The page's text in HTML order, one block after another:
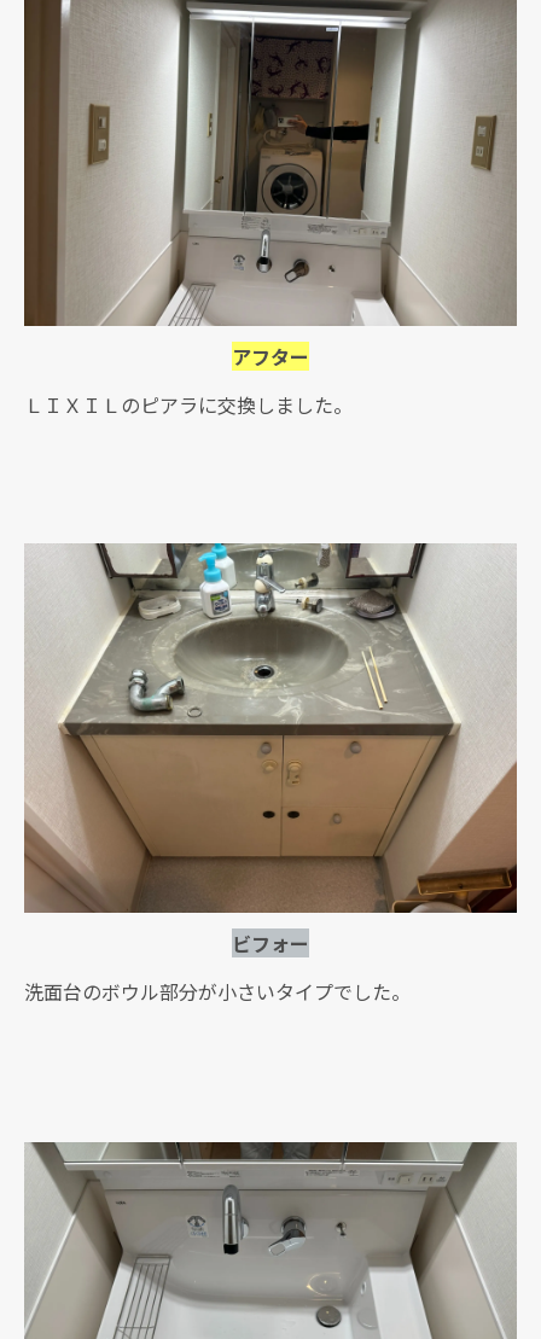
アフター
ＬＩＸＩＬのピアラに交換しました。
ビフォー
洗面台のボウル部分が小さいタイプでした。